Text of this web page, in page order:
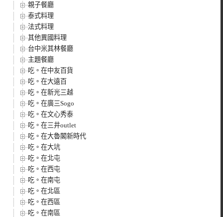
親子餐廳
泰式料理
法式料理
其他異國料理
台中米其林餐廳
主題餐廳
吃。在中友百貨
吃。在大遠百
吃。在新光三越
吃。在廣三Sogo
吃。在文心秀泰
吃。在三井outlet
吃。在大魯閣新時代
吃。在大坑
吃。在北屯
吃。在西屯
吃。在南屯
吃。在北區
吃。在西區
吃。在南區